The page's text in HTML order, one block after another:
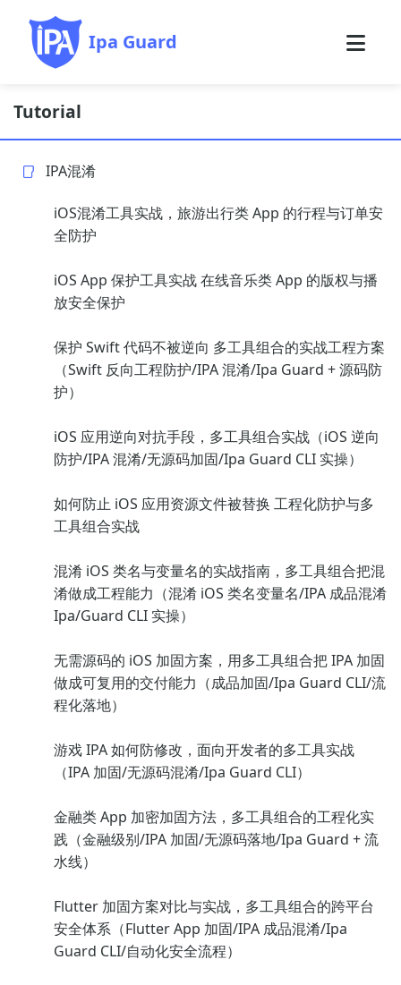
Ipa Guard
Tutorial
IPA混淆
iOS混淆工具实战，旅游出行类 App 的行程与订单安
全防护
iOS App 保护工具实战 在线音乐类 App 的版权与播
放安全保护
保护 Swift 代码不被逆向 多工具组合的实战工程方案
（Swift 反向工程防护/IPA 混淆/Ipa Guard + 源码防
护）
iOS 应用逆向对抗手段，多工具组合实战（iOS 逆向
防护/IPA 混淆/无源码加固/Ipa Guard CLI 实操）
如何防止 iOS 应用资源文件被替换 工程化防护与多
工具组合实战
混淆 iOS 类名与变量名的实战指南，多工具组合把混
淆做成工程能力（混淆 iOS 类名变量名/IPA 成品混淆
Ipa/Guard CLI 实操）
无需源码的 iOS 加固方案，用多工具组合把 IPA 加固
做成可复用的交付能力（成品加固/Ipa Guard CLI/流
程化落地）
游戏 IPA 如何防修改，面向开发者的多工具实战
（IPA 加固/无源码混淆/Ipa Guard CLI）
金融类 App 加密加固方法，多工具组合的工程化实
践（金融级别/IPA 加固/无源码落地/Ipa Guard + 流
水线）
Flutter 加固方案对比与实战，多工具组合的跨平台
安全体系（Flutter App 加固/IPA 成品混淆/Ipa
Guard CLI/自动化安全流程）